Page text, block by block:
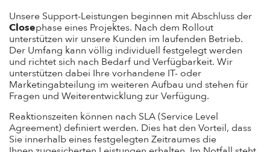
Unsere Support-Leistungen beginnen mit Abschluss der
Closephase eines Projektes. Nach dem Rollout
unterstützen wir unsere Kunden im laufenden Betrieb.
Der Umfang kann völlig individuell festgelegt werden
und richtet sich nach Bedarf und Verfügbarkeit. Wir
unterstützen dabei Ihre vorhandene IT- oder
Marketingabteilung im weiteren Aufbau und stehen für
Fragen und Weiterentwicklung zur Verfügung.
Reaktionszeiten können nach SLA (Service Level
Agreement) definiert werden. Dies hat den Vorteil, dass
Sie innerhalb eines festgelegten Zeitraumes die